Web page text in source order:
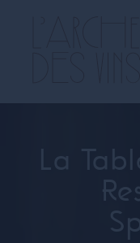
La